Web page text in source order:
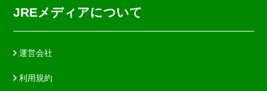
JREメディアについて
運営会社
利用規約